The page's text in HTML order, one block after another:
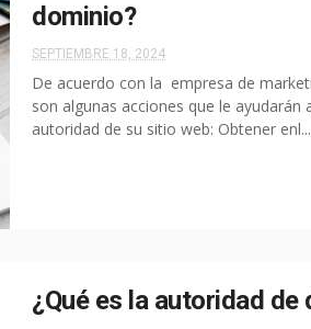
dominio?
SEPTIEMBRE 18, 2024
De acuerdo con la empresa de
son algunas acciones que le ayudarán
autoridad de su sitio web: Obtener enl...
¿Qué es la autoridad de